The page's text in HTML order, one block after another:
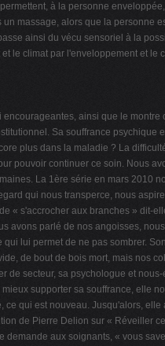
à la personne
massage, alors que la personne
ainsi du vécu sensoriel à la
le climat par l'enveloppement et le
ainsi que le
Sa souffrance psychique
plus dans la maladie ? La
pouvoir continuer ce soin. Nous
La 1ère série en mars 2010
qui nous transperce, nous
« s'accrocher aux branches » dit-
avons parlé de nos angoisses,
lui permet de ne pas sombrer.
de bout de bois mort, mais nos
de secteur, sa psychologue et
supporter sa souffrance, elle
qui est nouveau. Jusqu'alors,
de Pierre Delion sur « Réveiller
aux soignants, « vous